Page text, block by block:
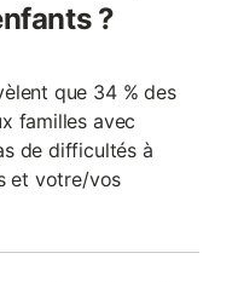
?
que 34 % des
familles avec
de difficultés à
et votre/vos